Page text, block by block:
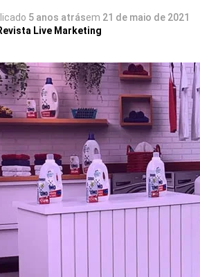
5 anos atrásem 21 de maio de 2021
Live Marketing